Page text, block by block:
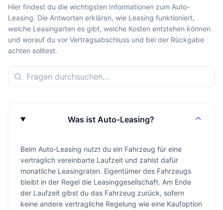
Hier findest du die wichtigsten Informationen zum Auto-
Leasing. Die Antworten erklären, wie Leasing funktioniert,
welche Leasingarten es gibt, welche Kosten entstehen können
und worauf du vor Vertragsabschluss und bei der Rückgabe
achten solltest.
Was ist Auto-Leasing?
Beim Auto-Leasing nutzt du ein Fahrzeug für eine
vertraglich vereinbarte Laufzeit und zahlst dafür
monatliche Leasingraten. Eigentümer des Fahrzeugs
bleibt in der Regel die Leasinggesellschaft. Am Ende
der Laufzeit gibst du das Fahrzeug zurück, sofern
keine andere vertragliche Regelung wie eine Kaufoption